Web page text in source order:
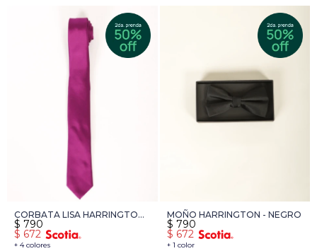
CORBATA LISA HARRINGTON
LABEL - CORAL
+ 4 colores
$ 790
$ 672
MOÑO HARRINGTON - NEGRO
+ 1 color
$ 790
$ 672